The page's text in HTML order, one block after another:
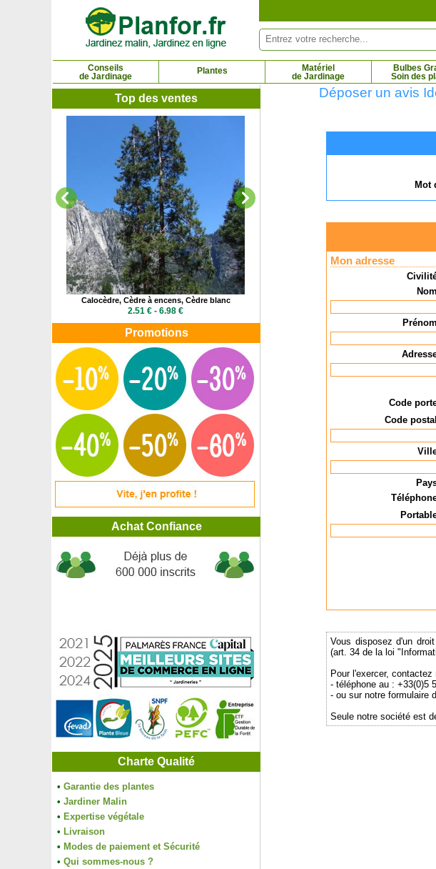
Conseils
de Jardinage
Plantes
Matériel
de Jardinage
Bulbes
Soin des
Top des ventes
Calocèdre, Cèdre à encens, Cèdre blanc
2.51 € - 6.98 €
Camélia du Japon 'Margaret Davis'
Promotions
Achat Confiance
Charte Qualité
• Garantie des plantes
• Jardiner Malin
• Expertise végétale
• Livraison
• Modes de paiement et Sécurité
• Qui sommes-nous ?
Déposer un avis
Mot
Mon adresse
Nom
Prénom
Code
Code postal
Vous disposez d'un
(art. 34 de la loi
Pour l'exercer,
- téléphone au : +33(0)5
- ou sur notre formulaire
Seule notre société est
Panneau de gestion des cookies